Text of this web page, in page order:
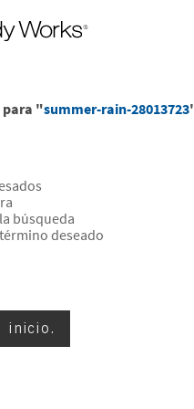
para "summer-rain-28013723
búsqueda
deseado
inicio.